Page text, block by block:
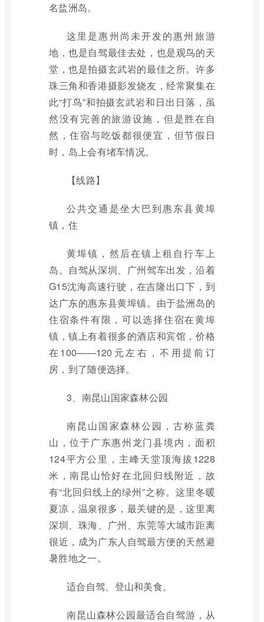
名盐洲岛。
这里是惠州尚未开发的惠州旅游
地，也是自驾最佳去处，也是观鸟的天
堂，也是拍摄玄武岩的最佳之所。许多
珠三角和香港摄影发烧友，经常聚集在
此“打鸟”和拍摄玄武岩和日出日落，虽
然没有完善的旅游设施，但是胜在自
然，住宿与吃饭都很便宜，但节假日
时，岛上会有堵车情况。
【线路】
公共交通是坐大巴到惠东县黄埠
镇，住
黄埠镇，然后在镇上租自行车上
岛。自驾从深圳、广州驾车出发，沿着
G15沈海高速行驶，在吉隆出口下，到
达广东的惠东县黄埠镇。由于盐洲岛的
住宿条件有限，可以选择住宿在黄埠
镇，镇上有着很多的酒店和宾馆，价格
在100——120元左右，不用提前订
房，到了随便选择。
3、南昆山国家森林公园
南昆山国家森林公园，古称蓝粪
山，位于广东惠州龙门县境内，面积
124平方公里，主峰天堂顶海拔1228
米，南昆山恰好在北回归线附近，故
有“北回归线上的绿州”之称。这里冬暖
夏凉，温泉很多，最关键的是，这里离
深圳、珠海、广州、东莞等大城市距离
很近，成为广东人自驾最方便的天然避
暑胜地之一。
适合自驾、登山和美食。
南昆山森林公园最适合自驾游，从